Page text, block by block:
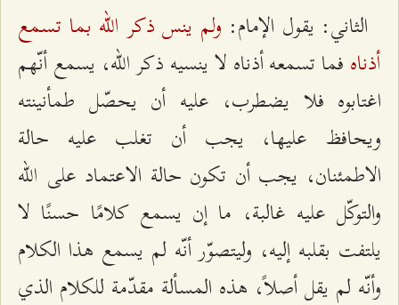
الثاني: يقول الإمام: ولم ينس ذكر الله بما تسمع
أذناه فما تسمعه أذناه لا ينسيه ذكر الله، يسمع أنّهم
اغتابوه فلا يضطرب، عليه أن يحصّل طمأنينته
ويحافظ عليها، يجب أن تغلب عليه حالة
الاطمئنان، يجب أن تكون حالة الاعتماد على الله
والتوكّل عليه غالبة، ما إن يسمع كلامًا حسنًا لا
يلتفت بقلبه إليه، وليتصوّر أنّه لم يسمع هذا الكلام
وأنّه لم يقل أصلاً، هذه المسألة مقدّمة للكلام الذي